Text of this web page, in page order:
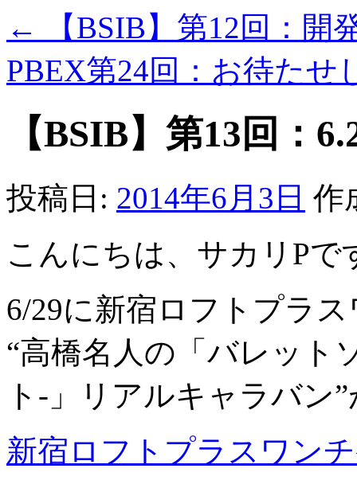
←
【BSIB】第12回：開
PBEX第24回：お待たせ
【BSIB】第13回：
投稿日: 2014年6月3日 作
こんにちは、サカリPで
6/29に新宿ロフトプラ
“高橋名人の「バレット
ト-」リアルキャラバン
新宿ロフトプラスワン